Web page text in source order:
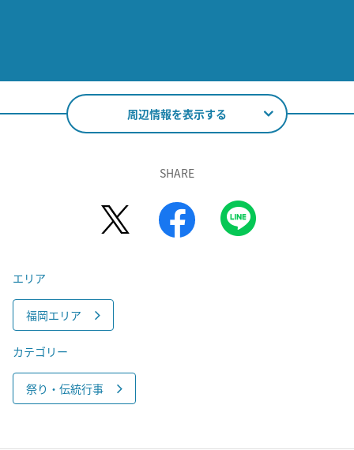
周辺情報を表示する
SHARE
エリア
福岡エリア
カテゴリー
祭り・伝統行事